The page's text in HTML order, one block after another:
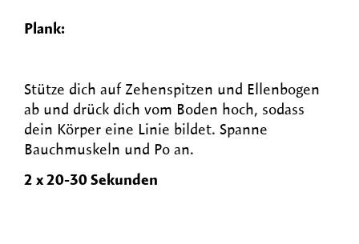
Plank:
Stütze dich auf Zehenspitzen und Ellenbogen
ab und drück dich vom Boden hoch, sodass
dein Körper eine Linie bildet. Spanne
Bauchmuskeln und Po an.
2 x 20-30 Sekunden